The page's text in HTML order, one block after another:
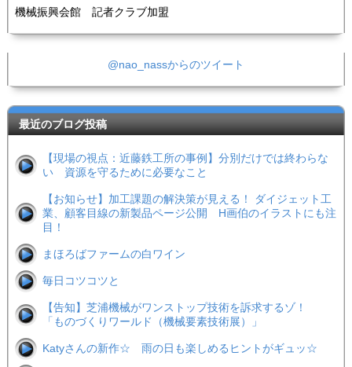
機械振興会館 記者クラブ加盟
@nao_nassからのツイート
最近のブログ投稿
【現場の視点：近藤鉄工所の事例】分別だけでは終わらな
い 資源を守るために必要なこと
【お知らせ】加工課題の解決策が見える！ ダイジェット工
業、顧客目線の新製品ページ公開 H画伯のイラストにも注
目！
まほろばファームの白ワイン
毎日コツコツと
【告知】芝浦機械がワンストップ技術を訴求するゾ！
「ものづくりワールド（機械要素技術展）」
Katyさんの新作☆ 雨の日も楽しめるヒントがギュッ☆